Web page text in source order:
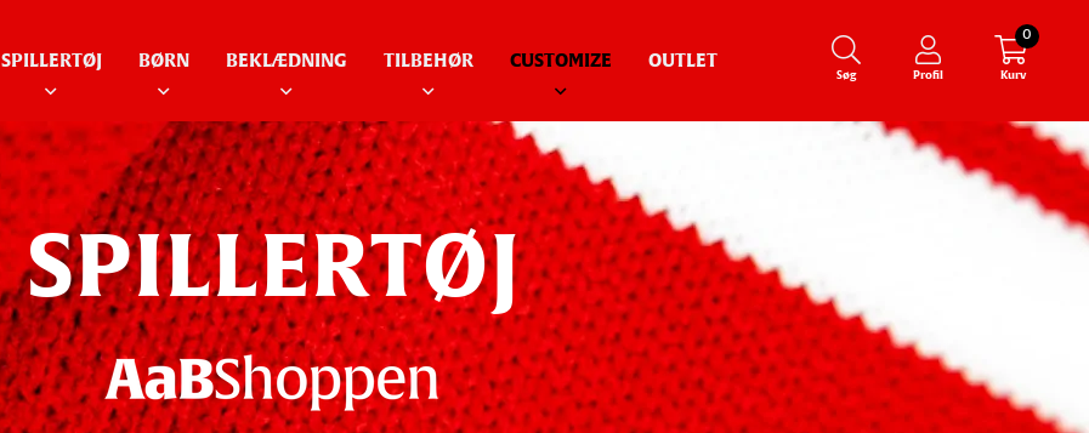
SPILLERTØJ BØRN BEKLÆDNING TILBEHØR CUSTOMIZE OUTLET
Søg Profil Kurv
0
SPILLERTØJ